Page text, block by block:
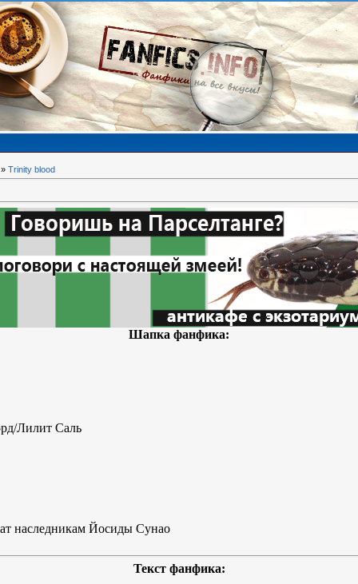
Trinity blood
Шапка фанфика:
Лилит Саль
наследникам Йосиды Сунао
Текст фанфика: